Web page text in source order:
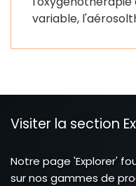
variable,
Visiter la section
Notre page 'Explorer'
sur nos gammes de